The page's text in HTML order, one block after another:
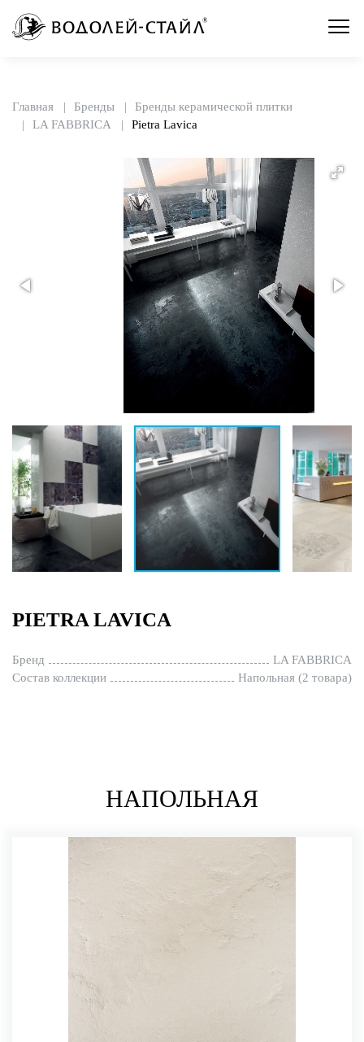
Главная Бренды
Бренды керамической плитки
LA FABBRICA
Pietra Lavica
PIETRA LAVICA
Бренд
LA FABBRICA
Состав коллекции
Напольная (2 товара)
НАПОЛЬНАЯ